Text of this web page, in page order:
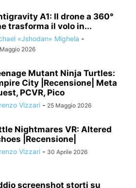
A1: Il drone a 360°
trasforma il volo in...
«Jshodan» Mighela -
2026
Mutant Ninja Turtles:
City |Recensione| Meta
PCVR, Pico
Vizzari - 25 Maggio 2026
Nightmares VR: Altered
|Recensione|
Vizzari - 30 Aprile 2026
screenshot storti su